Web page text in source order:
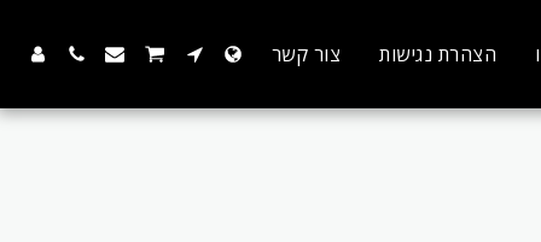
הצהרת נגישות צור קשר